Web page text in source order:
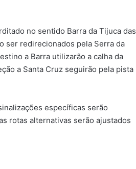
no sentido Barra da Tijuca das
ser redirecionados pela Serra da
a Barra utilizarão a calha da
a Santa Cruz seguirão pela pista
específicas serão
rotas alternativas serão ajustados